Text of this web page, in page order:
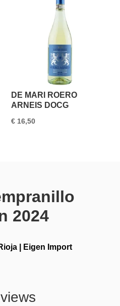
DE MARI ROERO
ARNEIS DOCG
€ 16,50
2024
| Eigen Import